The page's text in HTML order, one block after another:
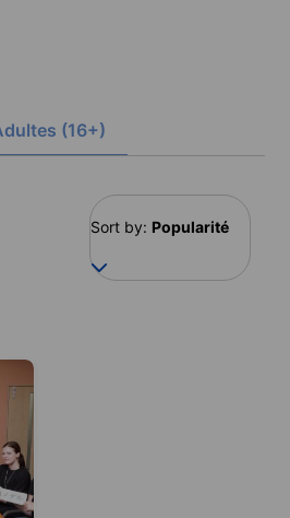
(16+)
Sort by: Popularité